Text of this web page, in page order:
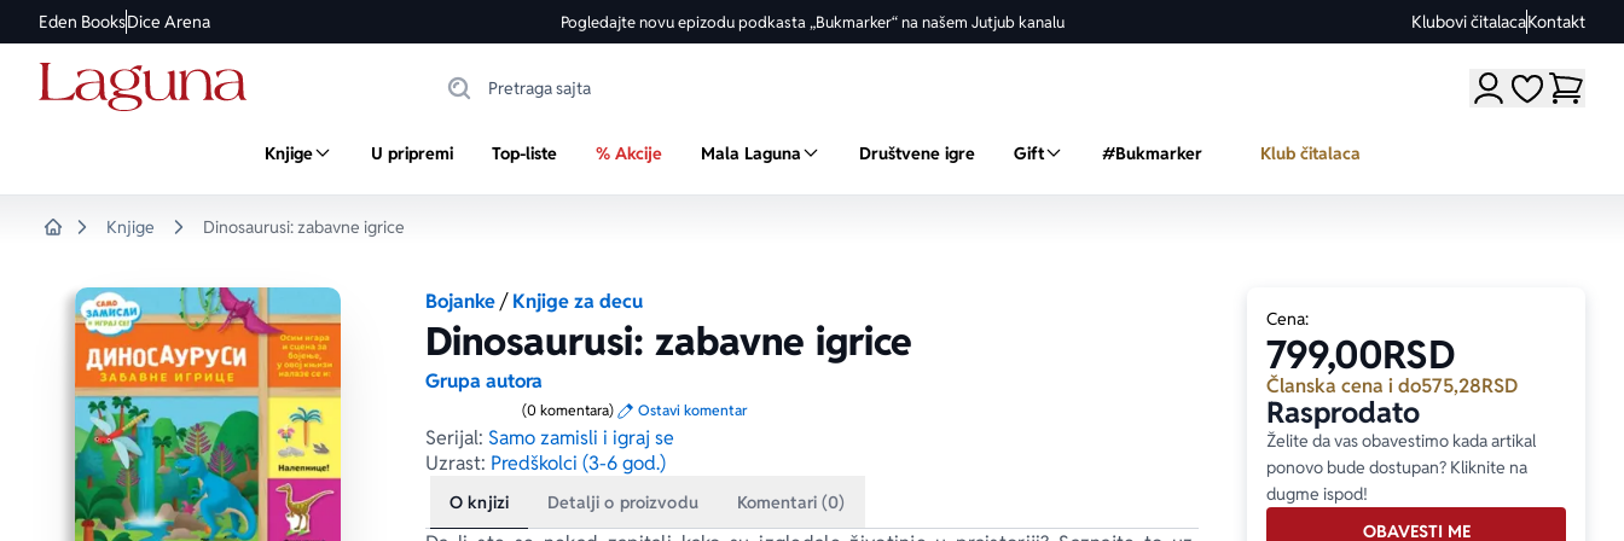
Eden BooksDice Arena Pogledajte novu epizodu podkasta „Bukmarker“ na našem Jutjub kanalu Klubovi čitalacaKontakt
Moji omiljeni
Knjige U pripremi Top-liste % Akcije Mala Laguna Društvene igre Gift #Bukmarker Klub čitalaca
Knjige Dinosaurusi: zabavne igrice
Bojanke/Knjige za decu
Dinosaurusi: zabavne igrice
Grupa autora
(0 komentara) Ostavi komentar
Serijal: Samo zamisli i igraj se
Uzrast: Predškolci (3-6 god.)
O knjizi Detalji o proizvodu Komentari (0)
Cena:
799,00RSD
Članska cena i do575,28RSD
Rasprodato
Želite da vas obavestimo kada artikal
ponovo bude dostupan? Kliknite na
dugme ispod!
OBAVESTI ME